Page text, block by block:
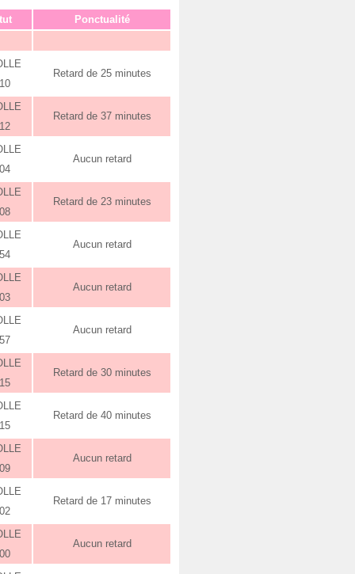
Ponctualité
Retard de 25 minutes
Retard de 37 minutes
Aucun retard
Retard de 23 minutes
Aucun retard
Aucun retard
Aucun retard
Retard de 30 minutes
Retard de 40 minutes
Aucun retard
Retard de 17 minutes
Aucun retard